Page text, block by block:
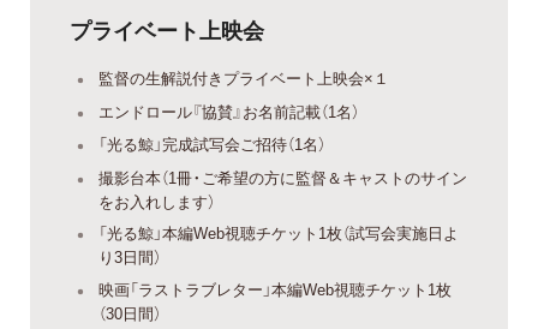
プライベート上映会
監督の生解説付きプライベート上映会×１
エンドロール『協賛』お名前記載（1名）
「光る鯨」完成試写会ご招待（1名）
撮影台本（1冊・ご希望の方に監督＆キャストのサイン
をお入れします）
「光る鯨」本編Web視聴チケット1枚（試写会実施日よ
り3日間）
映画「ラストラブレター」本編Web視聴チケット1枚
（30日間）